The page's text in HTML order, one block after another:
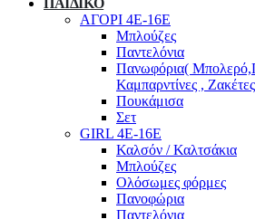
ΠΑΙΔΙΚΟ
ΑΓΟΡΙ 4Ε-16Ε
Μπλούζες
Παντελόνια
Πανωφόρια(
Καμπαρντίνες ,
Πουκάμισα
Σετ
GIRL 4Ε-16Ε
Καλσόν / Καλτσάκια
Μπλούζες
Ολόσωμες φόρμες
Πανοφώρια
Παντελόνια